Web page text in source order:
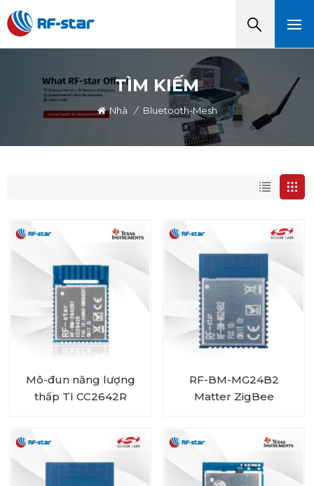
TÌM KIẾM
Nhà / Bluetooth-Mesh
Mô-đun năng lượng
thấp TI CC2642R
RF-BM-MG24B2
Matter ZigBee
EFR32MG24